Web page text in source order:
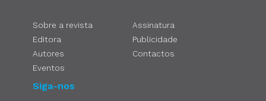
Sobre a revista
Editora
Autores
Eventos
Assinatura
Publicidade
Contactos
Siga-nos